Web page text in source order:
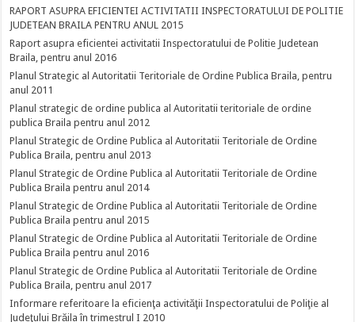
RAPORT ASUPRA EFICIENTEI ACTIVITATII INSPECTORATULUI DE POLITIE
JUDETEAN BRAILA PENTRU ANUL 2015
Raport asupra eficientei activitatii Inspectoratului de Politie Judetean
Braila, pentru anul 2016
Planul Strategic al Autoritatii Teritoriale de Ordine Publica Braila, pentru
anul 2011
Planul strategic de ordine publica al Autoritatii teritoriale de ordine
publica Braila pentru anul 2012
Planul Strategic de Ordine Publica al Autoritatii Teritoriale de Ordine
Publica Braila, pentru anul 2013
Planul Strategic de Ordine Publica al Autoritatii Teritoriale de Ordine
Publica Braila pentru anul 2014
Planul Strategic de Ordine Publica al Autoritatii Teritoriale de Ordine
Publica Braila pentru anul 2015
Planul Strategic de Ordine Publica al Autoritatii Teritoriale de Ordine
Publica Braila pentru anul 2016
Planul Strategic de Ordine Publica al Autoritatii Teritoriale de Ordine
Publica Braila, pentru anul 2017
Informare referitoare la eficienţa activităţii Inspectoratului de Poliţie al
Judeţului Brăila în trimestrul I 2010